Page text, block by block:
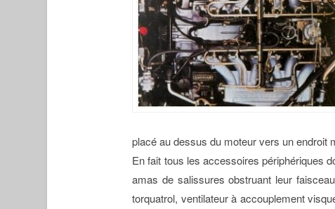
placé au dessus du moteur vers un endroit
En fait tous les accessoires périphériques
amas de salissures obstruant leur
torquatrol, ventilateur à accouplement